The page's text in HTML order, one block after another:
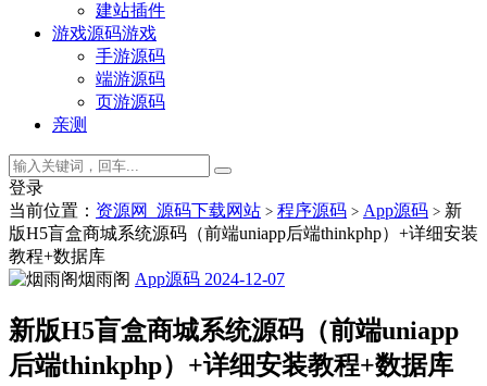
建站插件
游戏源码游戏
手游源码
端游源码
页游源码
亲测
登录
当前位置： 资源网_源码下载网站 > 程序源码 > App源码 > 新
版H5盲盒商城系统源码（前端uniapp后端thinkphp）+详细安装
教程+数据库
烟雨阁 App源码 2024-12-07
新版H5盲盒商城系统源码（前端uniapp
后端thinkphp）+详细安装教程+数据库